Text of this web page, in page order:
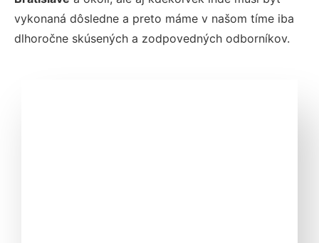
vykonaná dôsledne a preto máme v našom tíme iba
dlhoročne skúsených a zodpovedných odborníkov.